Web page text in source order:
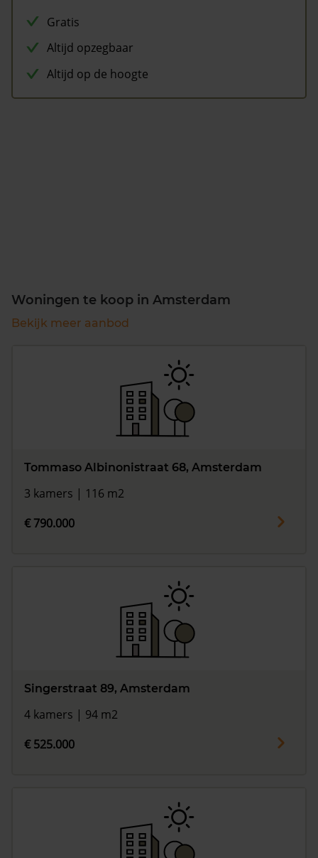
Gratis
Altijd opzegbaar
Altijd op de hoogte
Woningen te koop in Amsterdam
Bekijk meer aanbod
Tommaso Albinonistraat 68, Amsterdam
3 kamers | 116 m2
€ 790.000
Singerstraat 89, Amsterdam
4 kamers | 94 m2
€ 525.000